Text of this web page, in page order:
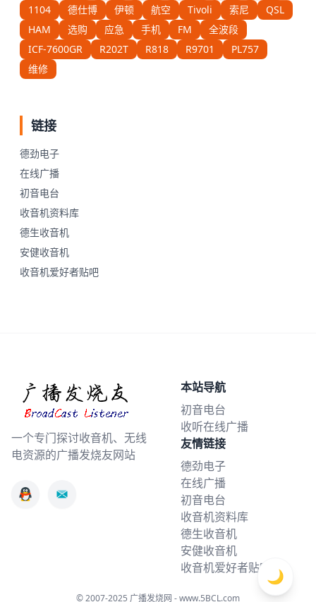
1104
德仕博 伊顿 航空 Tivoli 索尼
QSL
HAM
选购 应急 手机 FM
全波段
ICF-7600GR
R202T R818 R9701
PL757
维修
链接
德劲电子
在线广播
初音电台
收音机资料库
德生收音机
安健收音机
收音机爱好者贴吧
一个专门探讨收音机、无线
电资源的广播发烧友网站
本站导航
初音电台
收听在线广播
友情链接
德劲电子
在线广播
初音电台
收音机资料库
德生收音机
安健收音机
收音机爱好者贴吧
© 2007-2025 广播发烧网 - www.5BCL.com
🌙